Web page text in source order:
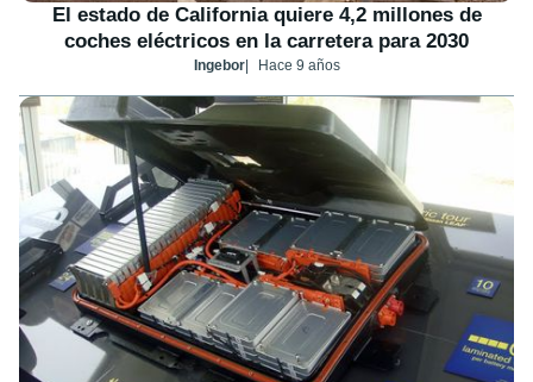
El estado de California quiere 4,2 millones de
coches eléctricos en la carretera para 2030
Ingebor Hace 9 años